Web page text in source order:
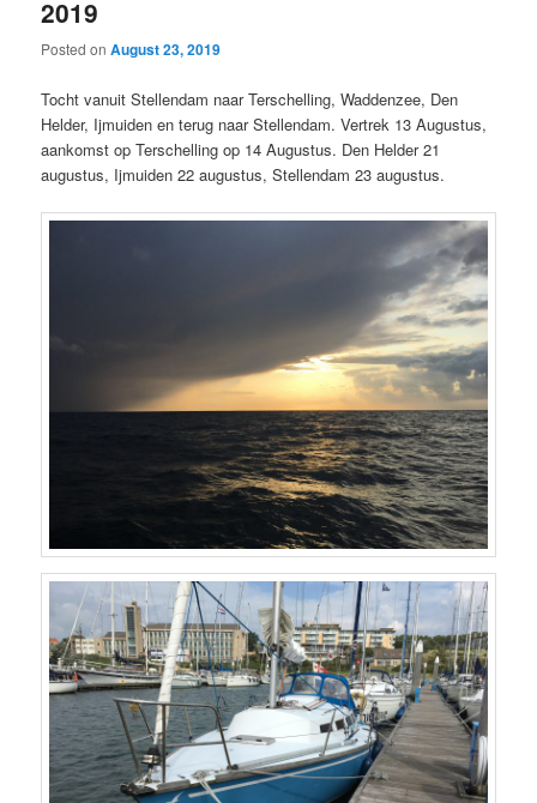
2019
Posted onAugust 23, 2019
Tocht vanuit Stellendam naar Terschelling, Waddenzee, Den
Helder, Ijmuiden en terug naar Stellendam. Vertrek 13 Augustus,
aankomst op Terschelling op 14 Augustus. Den Helder 21
augustus, Ijmuiden 22 augustus, Stellendam 23 augustus.